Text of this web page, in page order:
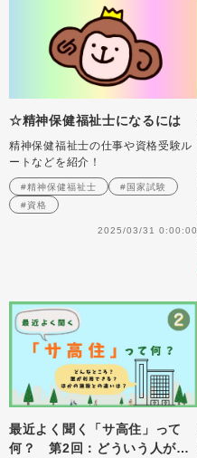
☆精神保健福祉士になるには
精神保健福祉士の仕事や資格受験ル
ートなどを紹介！
#精神保健福祉士
#国家試験
#資格
2025/03/31 0:00:00
最近よく聞く「サ高住」って
何？ 第2回：どういう人が利